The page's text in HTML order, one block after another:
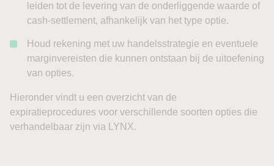
leiden tot de levering van de onderliggende waarde of
cash-settlement, afhankelijk van het type optie.
Houd rekening met uw handelsstrategie en eventuele
marginvereisten die kunnen ontstaan bij de uitoefening
van opties.
Hieronder vindt u een overzicht van de
expiratieprocedures voor verschillende soorten opties die
verhandelbaar zijn via LYNX.